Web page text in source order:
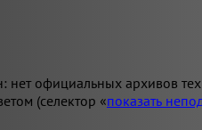
официальных архивов
(селектор «показать